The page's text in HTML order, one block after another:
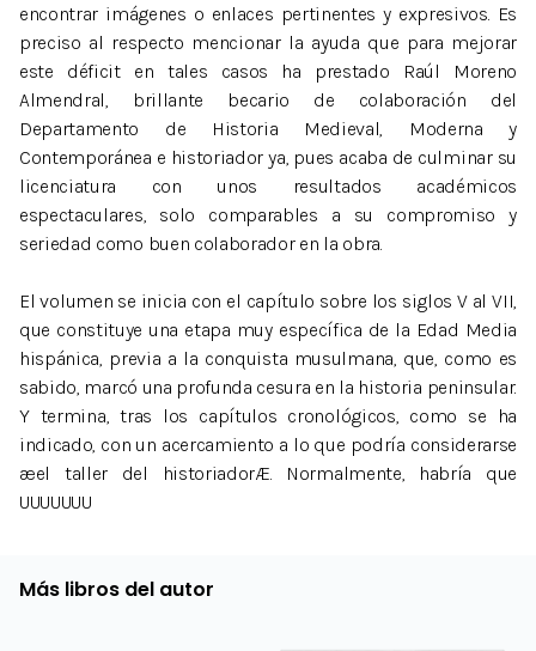
encontrar imágenes o enlaces pertinentes y expresivos. Es
preciso al respecto mencionar la ayuda que para mejorar
este déficit en tales casos ha prestado Raúl Moreno
Almendral, brillante becario de colaboración del
Departamento de Historia Medieval, Moderna y
Contemporánea e historiador ya, pues acaba de culminar su
licenciatura con unos resultados académicos
espectaculares, solo comparables a su compromiso y
seriedad como buen colaborador en la obra.
El volumen se inicia con el capítulo sobre los siglos V al VII,
que constituye una etapa muy específica de la Edad Media
hispánica, previa a la conquista musulmana, que, como es
sabido, marcó una profunda cesura en la historia peninsular.
Y termina, tras los capítulos cronológicos, como se ha
indicado, con un acercamiento a lo que podría considerarse
æel taller del historiadorÆ. Normalmente, habría que
UUUUUUU
Más libros del autor